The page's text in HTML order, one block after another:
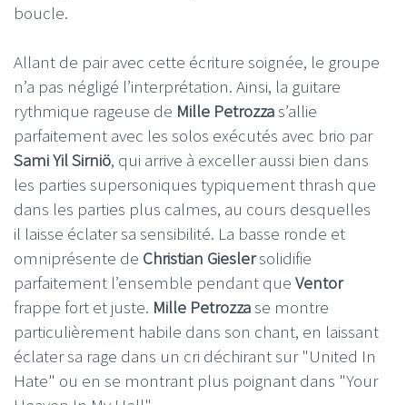
boucle.
Allant de pair avec cette écriture soignée, le groupe
n’a pas négligé l’interprétation. Ainsi, la guitare
rythmique rageuse de Mille Petrozzas’allie
parfaitement avec les solos exécutés avec brio par
Sami Yil Sirniö, qui arrive à exceller aussi bien dans
les parties supersoniques typiquement thrash que
dans les parties plus calmes, au cours desquelles
il laisse éclater sa sensibilité. La basse ronde et
omniprésente de Christian Gieslersolidifie
parfaitement l’ensemble pendant que Ventor
frappe fort et juste. Mille Petrozzase montre
particulièrement habile dans son chant, en laissant
éclater sa rage dans un cri déchirant sur "United In
Hate" ou en se montrant plus poignant dans "Your